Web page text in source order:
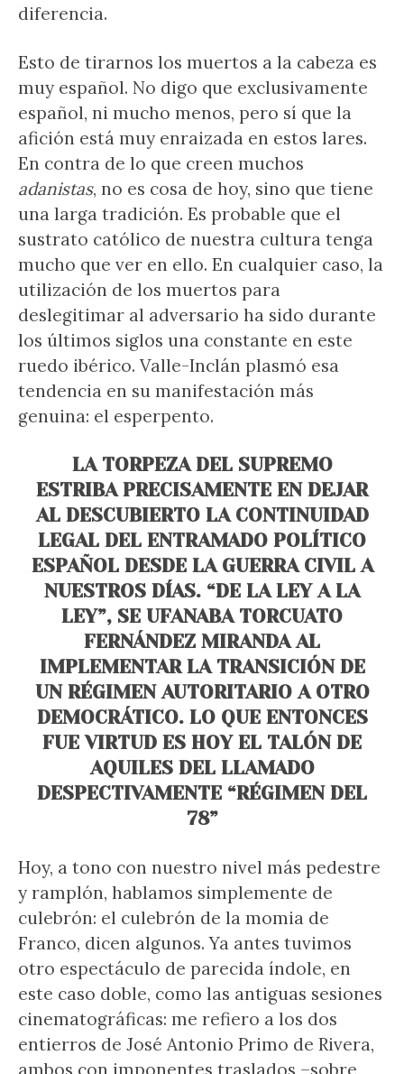
diferencia.
Esto de tirarnos los muertos a la cabeza es
muy español. No digo que exclusivamente
español, ni mucho menos, pero sí que la
afición está muy enraizada en estos lares.
En contra de lo que creen muchos
adanistas, no es cosa de hoy, sino que tiene
una larga tradición. Es probable que el
sustrato católico de nuestra cultura tenga
mucho que ver en ello. En cualquier caso, la
utilización de los muertos para
deslegitimar al adversario ha sido durante
los últimos siglos una constante en este
ruedo ibérico. Valle-Inclán plasmó esa
tendencia en su manifestación más
genuina: el esperpento.
LA TORPEZA DEL SUPREMO
ESTRIBA PRECISAMENTE EN DEJAR
AL DESCUBIERTO LA CONTINUIDAD
LEGAL DEL ENTRAMADO POLÍTICO
ESPAÑOL DESDE LA GUERRA CIVIL A
NUESTROS DÍAS. “DE LA LEY A LA
LEY”, SE UFANABA TORCUATO
FERNÁNDEZ MIRANDA AL
IMPLEMENTAR LA TRANSICIÓN DE
UN RÉGIMEN AUTORITARIO A OTRO
DEMOCRÁTICO. LO QUE ENTONCES
FUE VIRTUD ES HOY EL TALÓN DE
AQUILES DEL LLAMADO
DESPECTIVAMENTE “RÉGIMEN DEL
78”
Hoy, a tono con nuestro nivel más pedestre
y ramplón, hablamos simplemente de
culebrón: el culebrón de la momia de
Franco, dicen algunos. Ya antes tuvimos
otro espectáculo de parecida índole, en
este caso doble, como las antiguas sesiones
cinematográficas: me refiero a los dos
entierros de José Antonio Primo de Rivera,
ambos con imponentes traslados –sobre